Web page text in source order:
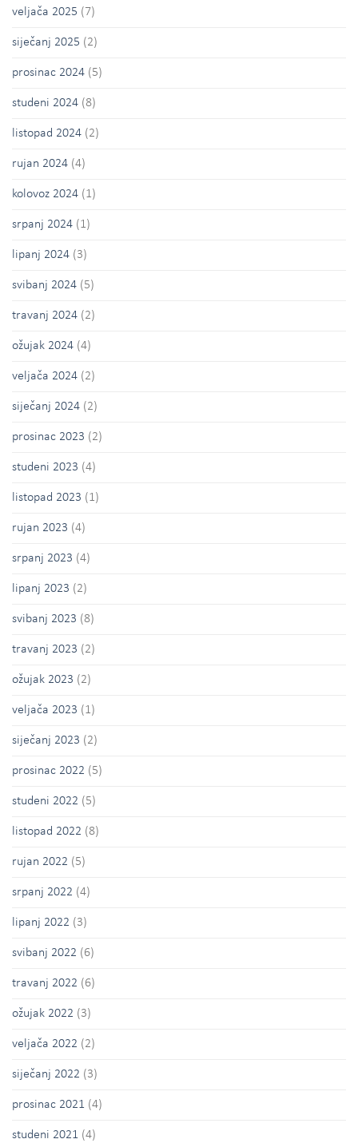
veljača 2025 (7)
siječanj 2025 (2)
prosinac 2024 (5)
studeni 2024 (8)
listopad 2024 (2)
rujan 2024 (4)
kolovoz 2024 (1)
srpanj 2024 (1)
lipanj 2024 (3)
svibanj 2024 (5)
travanj 2024 (2)
ožujak 2024 (4)
veljača 2024 (2)
siječanj 2024 (2)
prosinac 2023 (2)
studeni 2023 (4)
listopad 2023 (1)
rujan 2023 (4)
srpanj 2023 (4)
lipanj 2023 (2)
svibanj 2023 (8)
travanj 2023 (2)
ožujak 2023 (2)
veljača 2023 (1)
siječanj 2023 (2)
prosinac 2022 (5)
studeni 2022 (5)
listopad 2022 (8)
rujan 2022 (5)
srpanj 2022 (4)
lipanj 2022 (3)
svibanj 2022 (6)
travanj 2022 (6)
ožujak 2022 (3)
veljača 2022 (2)
siječanj 2022 (3)
prosinac 2021 (4)
studeni 2021 (4)